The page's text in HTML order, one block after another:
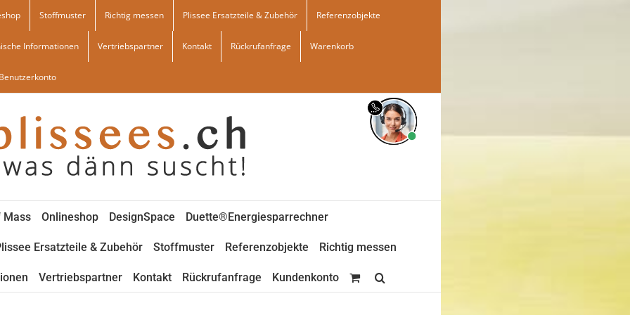
Stoffmuster Richtig messen Plissee Ersatzteile & Zubehör Referenzobjekte
Informationen Vertriebspartner Kontakt Rückrufanfrage Warenkorb
Mass Onlineshop DesignSpace Duette®Energiesparrechner
Ersatzteile & Zubehör Stoffmuster Referenzobjekte Richtig messen
Vertriebspartner Kontakt Rückrufanfrage Kundenkonto